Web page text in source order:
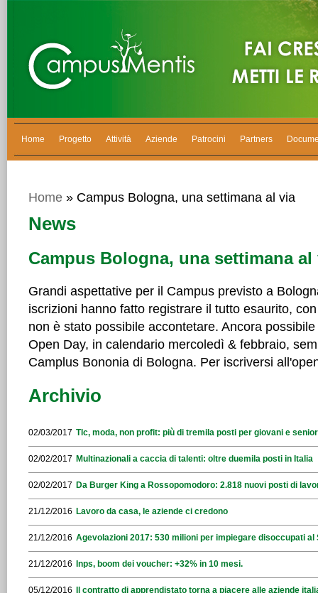
Home Progetto Attività Aziende Patrocini Partners
Home » Campus Bologna, una settimana al via
News
Campus Bologna, una settimana al
Grandi aspettative per il Campus previsto a
iscrizioni hanno fatto registrare il tutto esaurito,
non è stato possibile accontetare. Ancora
Open Day, in calendario mercoledì & febbraio,
Camplus Bononia di Bologna. Per iscriversi
Archivio
02/03/2017 Tlc, moda, non profit: più di tremila posti per giovani e
02/02/2017 Multinazionali a caccia di talenti: oltre duemila posti in Italia
02/02/2017 Da Burger King a Rossopomodoro: 2.818 nuovi posti di
21/12/2016 Lavoro da casa, le aziende ci credono
21/12/2016 Agevolazioni 2017: 530 milioni per impiegare disoccupati al
21/12/2016 Inps, boom dei voucher: +32% in 10 mesi.
05/12/2016 Il contratto di apprendistato torna a piacere alle aziende